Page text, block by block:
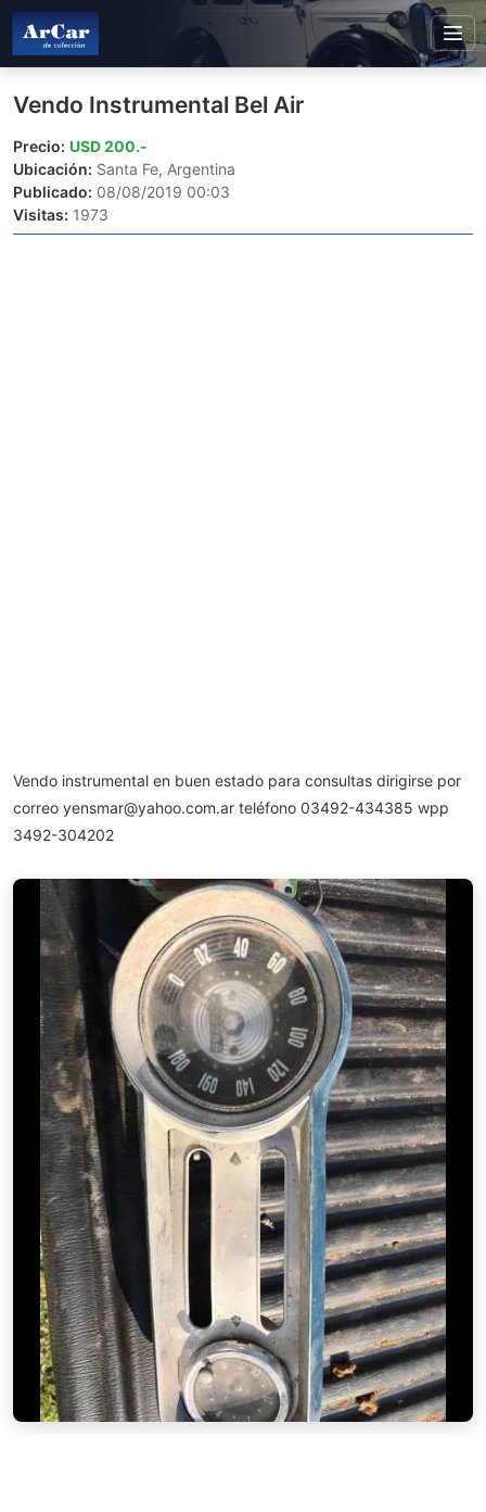
Vendo Instrumental Bel Air
Precio: USD 200.-
Ubicación: Santa Fe, Argentina
Publicado: 08/08/2019 00:03
Visitas: 1973
Vendo instrumental en buen estado para consultas dirigirse por
correo yensmar@yahoo.com.ar teléfono 03492-434385 wpp
3492-304202